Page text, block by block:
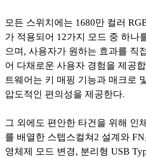
모든 스위치에는 1680만 컬러
가 적용되어 12가지 모드 중 하나
으며, 사용자가 원하는 효과를 직
어 다채로운 사용자 경험을 제공
트웨어는 키 매핑 기능과 매크로
압도적인 편의성을 제공한다.
그 외에도 편안한 타건을 위해 인
를 배열한 스텝스컬쳐2 설계와
영체제 모드 변경, 분리형 USB